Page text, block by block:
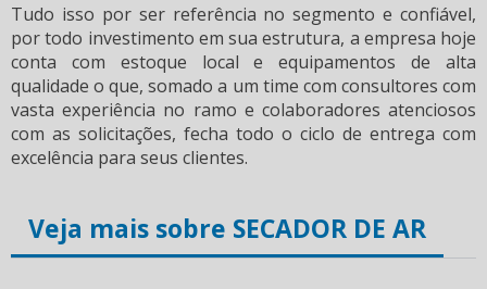
Tudo isso por ser referência no segmento e confiável,
por todo investimento em sua estrutura, a empresa hoje
conta com estoque local e equipamentos de alta
qualidade o que, somado a um time com consultores com
vasta experiência no ramo e colaboradores atenciosos
com as solicitações, fecha todo o ciclo de entrega com
excelência para seus clientes.
Veja mais sobre SECADOR DE AR